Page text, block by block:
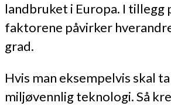
landbruket i Europa. I tillegg
faktorene påvirker
grad.
Hvis man eksempelvis skal
miljøvennlig teknologi. Så